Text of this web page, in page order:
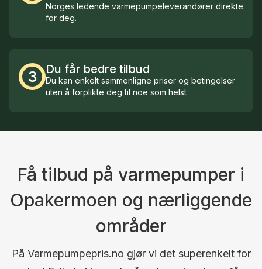
Norges ledende varmepumpeleverandører direkte
for deg.
3 Du får bedre tilbud
Du kan enkelt sammenligne priser og betingelser
uten å forplikte deg til noe som helst
Få tilbud på varmepumper i
Opakermoen og nærliggende
områder
På Varmepumpepris.no gjør vi det superenkelt for